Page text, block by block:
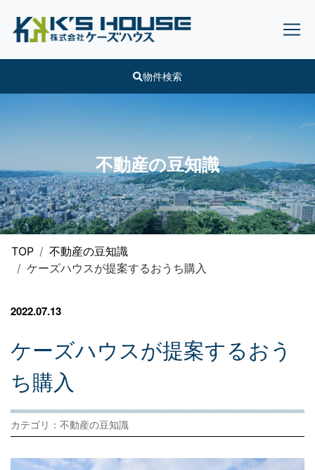
物件検索
不動産の豆知識
TOP
不動産の豆知識
ケーズハウスが提案するおうち購入
2022.07.13
ケーズハウスが提案するおう
ち購入
カテゴリ：不動産の豆知識